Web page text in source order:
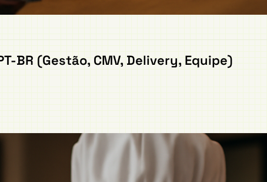
BR (Gestão, CMV, Delivery, Equipe)